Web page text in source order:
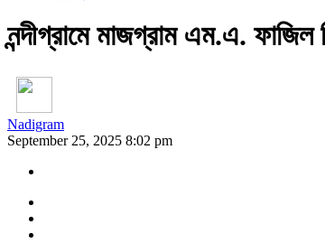
নন্দীগ্রামে মাজগ্রাম এম.এ. ফাজিল
Nadigram
September 25, 2025 8:02 pm